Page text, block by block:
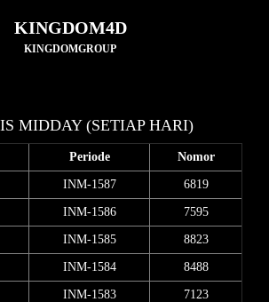
KINGDOM4D
KINGDOMGROUP
MIDDAY (SETIAP HARI)
Periode Nomor
INM-1587 6819
INM-1586 7595
INM-1585 8823
INM-1584 8488
INM-1583 7123